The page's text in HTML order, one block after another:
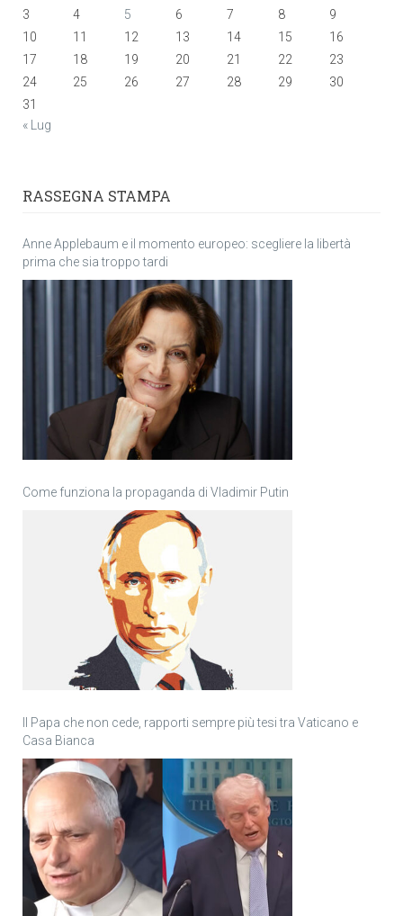
3
4 5 6 7 8
9
10
11 12 13 14 15
16
17
18 19 20 21 22
23
24
25 26 27 28 29
30
31
« Lug
RASSEGNA STAMPA
Anne Applebaum e il momento europeo: scegliere la libertà
prima che sia troppo tardi
Come funziona la propaganda di Vladimir Putin
Il Papa che non cede, rapporti sempre più tesi tra Vaticano e
Casa Bianca